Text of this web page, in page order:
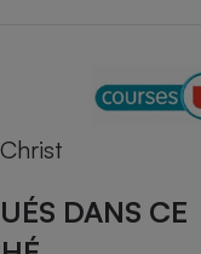
DANS CE